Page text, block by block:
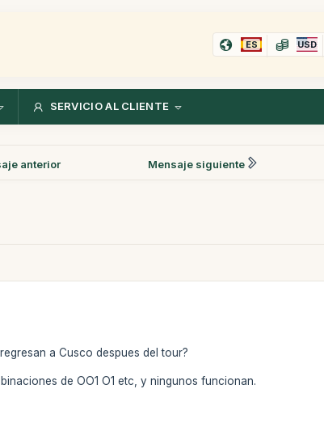
ES USD
SERVICIO AL CLIENTE
anterior Mensaje siguiente
a Cusco despues del tour?
de OO1 O1 etc, y ningunos funcionan.